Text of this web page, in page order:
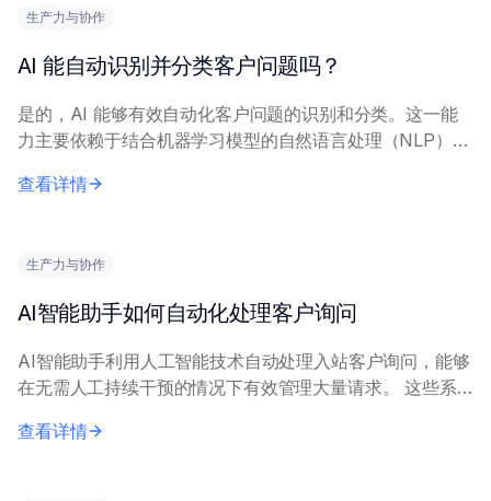
生产力与协作
AI 能自动识别并分类客户问题吗？
是的，AI 能够有效自动化客户问题的识别和分类。这一能
力主要依赖于结合机器学习模型的自然语言处理（NLP）技
交媒体帖子）来理解意图和背景。核...
查看详情
生产力与协作
AI智能助手如何自动化处理客户询问
AI智能助手利用人工智能技术自动处理入站客户询问，能够
在无需人工持续干预的情况下有效管理大量请求。 这些系
解文本或语音输入中的客户意图，将询问与...
查看详情